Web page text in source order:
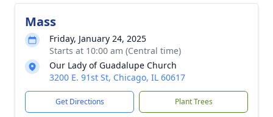
Mass
Friday, January 24, 2025
Starts at 10:00 am (Central time)
Our Lady of Guadalupe Church
3200 E. 91st St, Chicago, IL 60617
Get Directions Plant Trees